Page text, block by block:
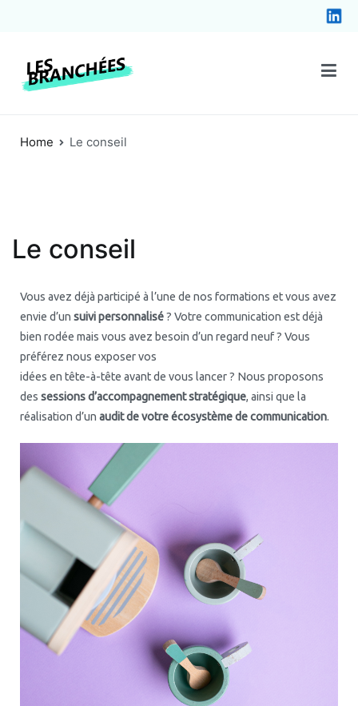
Home Le conseil
Le conseil
Vous avez déjà participé à l’une de nos formations et vous avez
envie d’un suivi personnalisé? Votre communication est déjà
bien rodée mais vous avez besoin d’un regard neuf ? Vous
préférez nous exposer vos
idées en tête-à-tête avant de vous lancer ? Nous proposons
des sessions d’accompagnement stratégique, ainsi que la
réalisation d’un audit de votre écosystème de communication.